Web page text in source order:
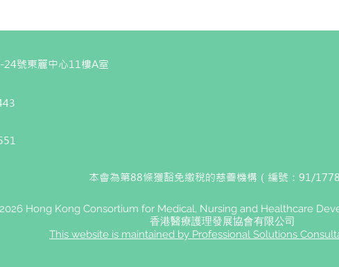
24號東麗中心11樓A室
本會為第88條獲豁免繳稅的慈善機構（編號：91/
Hong Kong Consortium for Medical, Nursing and Healthcare
香港醫療護理發展協會有限公司
This website is maintained by Professional Solutions